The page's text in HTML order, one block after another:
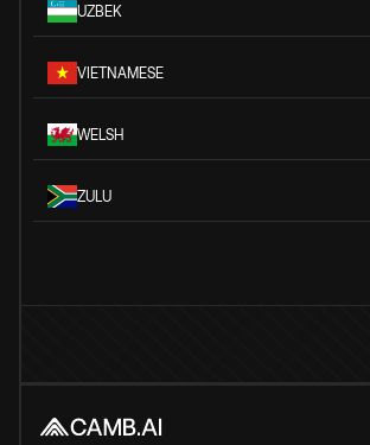
UZBEK
VIETNAMESE
WELSH
ZULU